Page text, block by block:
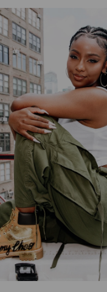
が大好きな2つ
子や、他の女性クリエ
レーションすることが
極のインスピレーショ
ピンクベルベットブ
ンを得たジミーチュ
ラシックヌバックブ
ルが輝くカフス、デ
ハイブラックレザー
っても、スワロフス
ンバーランドを代表
ョンなど、メンズと
います。